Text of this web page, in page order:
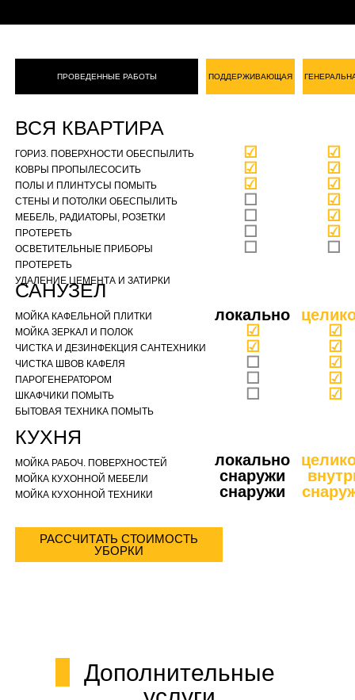
ГОРИЗ. ПОВЕРХНОСТИ ОБЕСПЫЛИТЬ
КОВРЫ ПРОПЫЛЕСОСИТЬ
ПОЛЫ И ПЛИНТУСЫ ПОМЫТЬ
СТЕНЫ И ПОТОЛКИ ОБЕСПЫЛИТЬ
МЕБЕЛЬ, РАДИАТОРЫ, РОЗЕТКИ
ПРОТЕРЕТЬ
ОСВЕТИТЕЛЬНЫЕ ПРИБОРЫ
ПРОТЕРЕТЬ
УДАЛЕНИЕ ЦЕМЕНТА И ЗАТИРКИ
ВСЯ КВАРТИРА
☑
☑
☑
☐
☐
☐
☐
МОЙКА КАФЕЛЬНОЙ ПЛИТКИ
МОЙКА ЗЕРКАЛ И ПОЛОК
ЧИСТКА И ДЕЗИНФЕКЦИЯ САНТЕХНИКИ
ЧИСТКА ШВОВ КАФЕЛЯ
ПАРОГЕНЕРАТОРОМ
ШКАФЧИКИ ПОМЫТЬ
БЫТОВАЯ ТЕХНИКА ПОМЫТЬ
САНУЗЕЛ
локально
☑
☑
☐
☐
☐
МОЙКА РАБОЧ. ПОВЕРХНОСТЕЙ
МОЙКА КУХОННОЙ МЕБЕЛИ
МОЙКА КУХОННОЙ ТЕХНИКИ
КУХНЯ
локально
снаружи
снаружи
ПРОВЕДЕННЫЕ РАБОТЫ ПОДДЕРЖИВАЮЩАЯ
☑
☑
☑
☑
☑
☑
☐
☑
☑
☑
☑
☑
РАССЧИТАТЬ СТОИМОСТЬ
УБОРКИ
Дополнительные